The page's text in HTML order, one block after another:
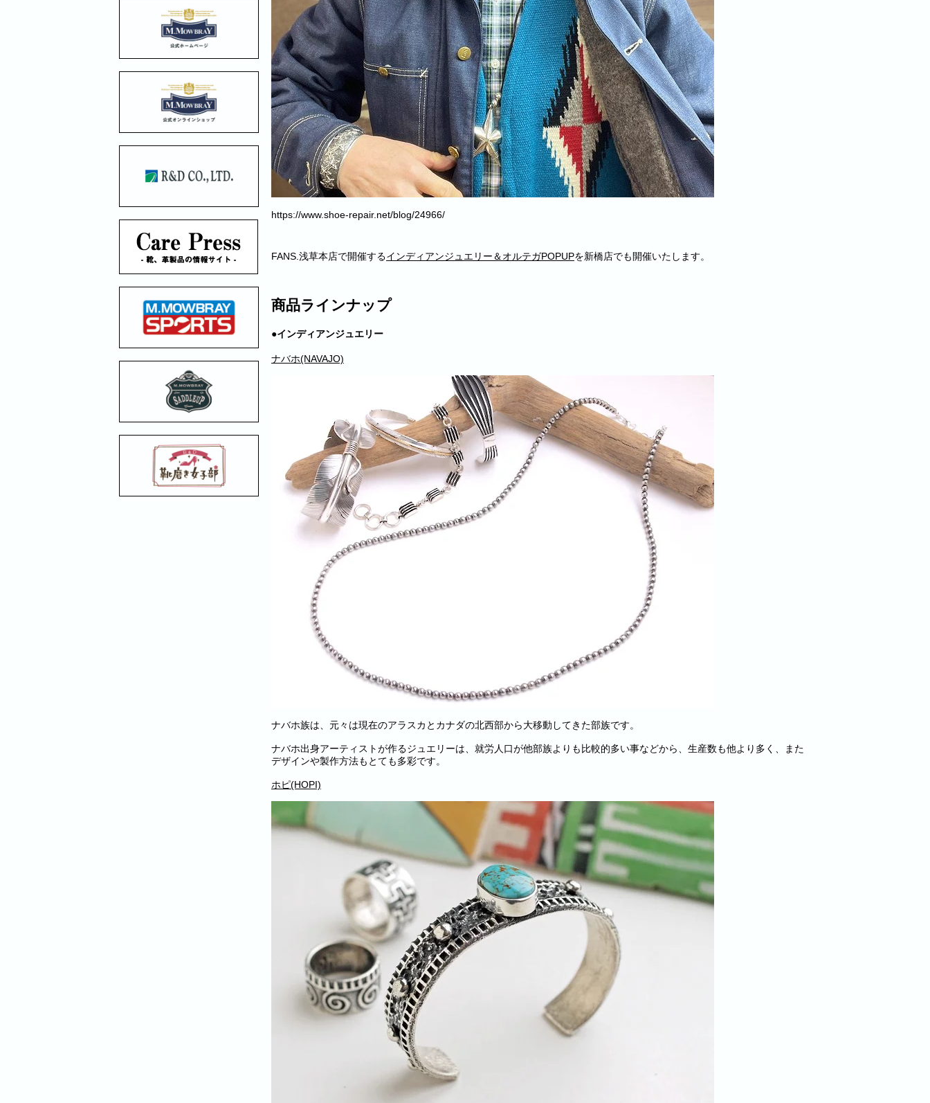
https://www.shoe-repair.net/blog/24966/
FANS.浅草本店で開催するインディアンジュエリー＆オルテガPOPUPを新橋店でも開催いたします。
商品ラインナップ
●インディアンジュエリー
ナバホ(NAVAJO)
ナバホ族は、元々は現在のアラスカとカナダの北西部から大移動してきた部族です。
ナバホ出身アーティストが作るジュエリーは、就労人口が他部族よりも比較的多い事などから、生産数も他より多く、また
デザインや製作方法もとても多彩です。
ホピ(HOPI)